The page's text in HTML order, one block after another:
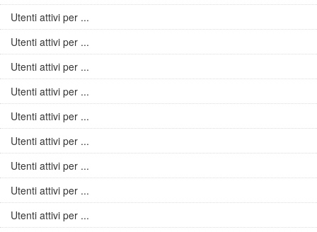
Utenti attivi per ...
Utenti attivi per ...
Utenti attivi per ...
Utenti attivi per ...
Utenti attivi per ...
Utenti attivi per ...
Utenti attivi per ...
Utenti attivi per ...
Utenti attivi per ...